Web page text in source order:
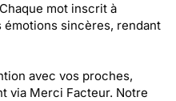
mot inscrit à
sincères, rendant
avec vos proches,
via Merci Facteur. Notre